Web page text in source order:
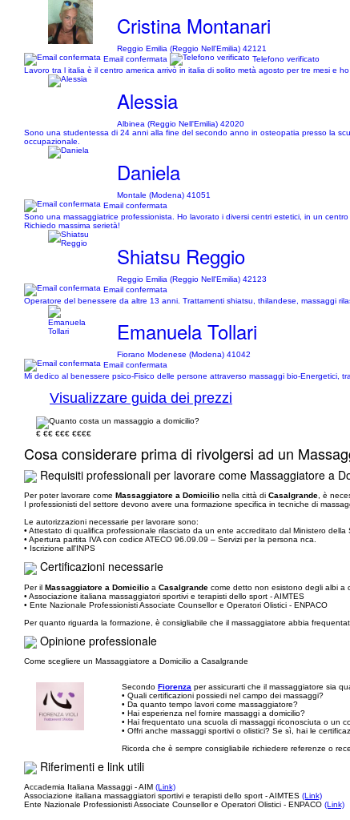
Cristina Montanari
Reggio Emilia (Reggio Nell'Emilia) 42121
Email confermata
Telefono verificato
Lavoro tra l italia è il centro america arrivò in italia di solito metà agosto per tre mesi e
Alessia
Albinea (Reggio Nell'Emilia) 42020
Sono una studentessa di 24 anni alla fine del secondo anno in osteopatia presso la
occupazionale.
Daniela
Montale (Modena) 41051
Email confermata
Sono una massaggiatrice professionista. Ho lavorato i diversi centri estetici, in un
Richiedo massima serietà!
Shiatsu Reggio
Reggio Emilia (Reggio Nell'Emilia) 42123
Email confermata
Operatore del benessere da altre 13 anni. Trattamenti shiatsu, thilandese, massaggi
Emanuela Tollari
Fiorano Modenese (Modena) 41042
Email confermata
Mi dedico al benessere psico-Fisico delle persone attraverso massaggi bio-Energetici,
Visualizzare guida dei prezzi
€ €€ €€€ €€€€
Cosa considerare prima di rivolgersi ad un
Requisiti professionali per lavorare come Massaggiatore a
Per poter lavorare come Massaggiatore a Domicilio nella città di Casalgrande, è
I professionisti del settore devono avere una formazione specifica in tecniche di
Le autorizzazioni necessarie per lavorare sono:
• Attestato di qualifica professionale rilasciato da un ente accreditato dal Ministero
• Apertura partita IVA con codice ATECO 96.09.09 – Servizi per la persona nca.
• Iscrizione all'INPS
Certificazioni necessarie
Per il Massaggiatore a Domicilio a Casalgrande come detto non esistono degli albi a
• Associazione italiana massaggiatori sportivi e terapisti dello sport - AIMTES
• Ente Nazionale Professionisti Associate Counsellor e Operatori Olistici - ENPACO
Per quanto riguarda la formazione, è consigliabile che il massaggiatore abbia
Opinione professionale
Come scegliere un Massaggiatore a Domicilio a Casalgrande
Secondo Fiorenza per assicurarti che il massaggiatore sia
• Quali certificazioni possiedi nel campo dei massaggi?
• Da quanto tempo lavori come massaggiatore?
• Hai esperienza nel fornire massaggi a domicilio?
• Hai frequentato una scuola di massaggi riconosciuta o un
• Offri anche massaggi sportivi o olistici? Se sì, hai le
Ricorda che è sempre consigliabile richiedere referenze o
Riferimenti e link utili
Accademia Italiana Massaggi - AIM (Link)
Associazione italiana massaggiatori sportivi e terapisti dello sport - AIMTES (Link)
Ente Nazionale Professionisti Associate Counsellor e Operatori Olistici - ENPACO (Link)